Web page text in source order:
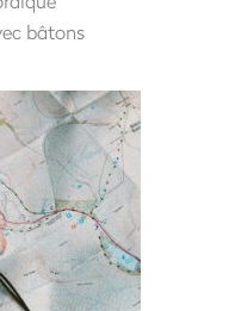
bâtons